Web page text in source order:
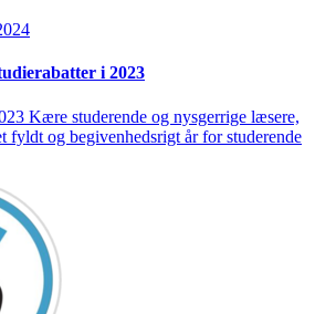
i 2023
Kære studerende og nysgerrige læsere,
fyldt og begivenhedsrigt år for studerende